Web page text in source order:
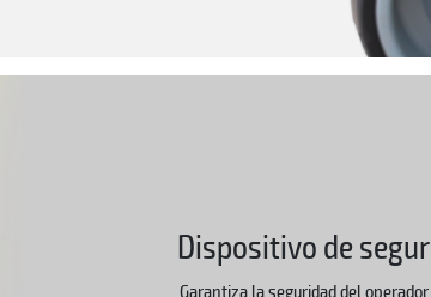
Dispositivo de
Garantiza la seguridad del